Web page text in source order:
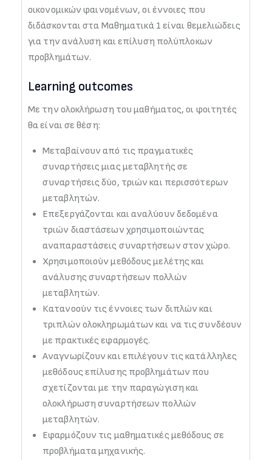
οικονομικών φαινομένων, οι έννοιες που
διδάσκονται στα Μαθηματικά 1 είναι θεμελιώδεις
για την ανάλυση και επίλυση πολύπλοκων
προβλημάτων.
Learning outcomes
Με την ολοκλήρωση του μαθήματος, οι φοιτητές
θα είναι σε θέση:
Μεταβαίνουν από τις πραγματικές
συναρτήσεις μιας μεταβλητής σε
συναρτήσεις δύο, τριών και περισσότερων
μεταβλητών.
Επεξεργάζονται και αναλύουν δεδομένα
τριών διαστάσεων χρησιμοποιώντας
αναπαραστάσεις συναρτήσεων στον χώρο.
Χρησιμοποιούν μεθόδους μελέτης και
ανάλυσης συναρτήσεων πολλών
μεταβλητών.
Κατανοούν τις έννοιες των διπλών και
τριπλών ολοκληρωμάτων και να τις συνδέουν
με πρακτικές εφαρμογές.
Αναγνωρίζουν και επιλέγουν τις κατάλληλες
μεθόδους επίλυσης προβλημάτων που
σχετίζονται με την παραγώγιση και
ολοκλήρωση συναρτήσεων πολλών
μεταβλητών.
Εφαρμόζουν τις μαθηματικές μεθόδους σε
προβλήματα μηχανικής.